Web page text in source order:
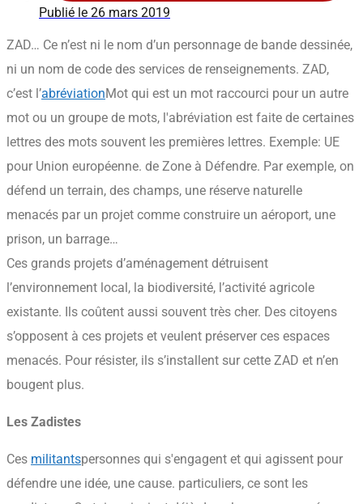
Publié le 26 mars 2019
ZAD… Ce n’est ni le nom d’un personnage de bande dessinée,
ni un nom de code des services de renseignements. ZAD,
c’est l’abréviationMot qui est un mot raccourci pour un autre
mot ou un groupe de mots, l'abréviation est faite de certaines
lettres des mots souvent les premières lettres. Exemple: UE
pour Union européenne. de Zone à Défendre. Par exemple, on
défend un terrain, des champs, une réserve naturelle
menacés par un projet comme construire un aéroport, une
prison, un barrage…
Ces grands projets d’aménagement détruisent
l’environnement local, la biodiversité, l’activité agricole
existante. Ils coûtent aussi souvent très cher. Des citoyens
s’opposent à ces projets et veulent préserver ces espaces
menacés. Pour résister, ils s’installent sur cette ZAD et n’en
bougent plus.
Les Zadistes
Ces militantspersonnes qui s'engagent et qui agissent pour
défendre une idée, une cause. particuliers, ce sont les